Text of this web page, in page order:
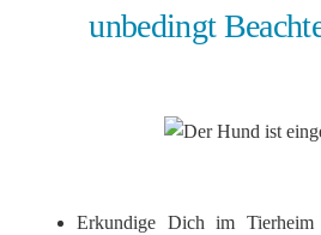
unbedingt
Erkundige Dich im